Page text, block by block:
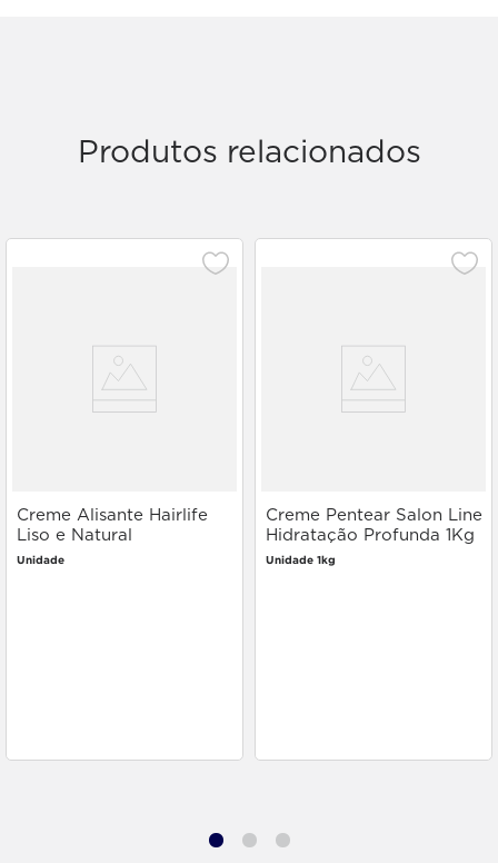
Produtos relacionados
Creme Alisante Hairlife
Liso e Natural
Unidade
Creme Pentear Salon Line
Hidratação Profunda 1Kg
Unidade 1kg